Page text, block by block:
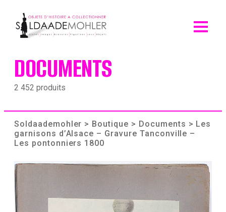
content
DOCUMENTS
2 452 produits
Soldaademohler > Boutique > Documents > Les
garnisons d’Alsace – Gravure Tanconville –
Les pontonniers 1800